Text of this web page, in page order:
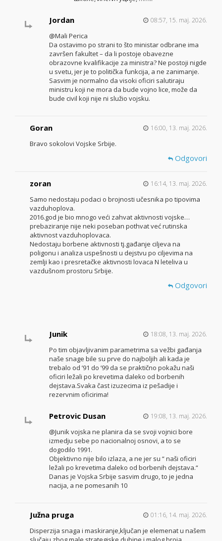
Jordan 08:57, 15. maj. 2026.
@Mali Perica
Da ostavimo po strani to što ministar odbrane ima
završen fakultet – da li postoje obavezne
obrazovne kvalifikacije za ministra? Ne postoji nigde
u svetu, jer je to politička funkcija, a ne zanimanje.
Sasvim je normalno da visoki oficiri salutiraju
ministru koji ne mora da bude vojno lice, može da
bude civil koji nije ni služio vojsku.
Goran 16:00, 13. maj. 2026.
Bravo sokolovi Vojske Srbije.
Odgovori
zoran 16:14, 13. maj. 2026.
Samo nedostaju podaci o brojnosti učesnika po tipovima
vazduhoplova.
2016.god je bio mnogo veći zahvat aktivnosti vojske…
prebaziranje nije neki poseban pothvat već rutinska
aktivnost vazduhoplovaca.
Nedostaju borbene aktivnosti tj.gađanje ciljeva na
poligonu i analiza uspešnosti u dejstvu po ciljevima na
zemlji kao i presretačke aktivnosti lovaca N leteliva u
vazdušnom prostoru Srbije.
Odgovori
Junik 18:08, 13. maj. 2026.
Po tim objavljivanim parametrima sa vežbi gađanja
naše snage bile su prve do najboljih ali kada je
trebalo od ’91 do ’99 da se praktično pokažu naši
oficiri ležali po krevetima daleko od borbenih
dejstava.Svaka čast izuzecima iz pešadije i
rezervnim oficirima!
Petrovic Dusan 19:08, 13. maj. 2026.
@Junik vojska ne planira da se svoji vojnici bore
izmedju sebe po nacionalnoj osnovi, a to se
dogodilo 1991.
Objektivno nije bilo izlaza, a ne jer su “ naši oficiri
ležali po krevetima daleko od borbenih dejstava.“
Danas je Vojska Srbije sasvim drugo, to je jedna
nacija, a ne pomesanih 10
Južna pruga 01:16, 14. maj. 2026.
Disperzija snaga i maskiranje,ključan je elemenat u našem